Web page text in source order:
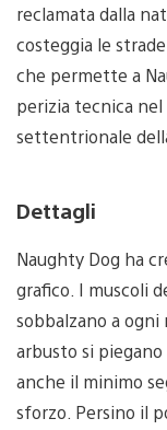
reclamata dalla
costeggia le
che permette a
perizia tecnica
settentrionale
Dettagli
Naughty Dog ha
grafico. I muscoli
sobbalzano a ogni
arbusto si
anche il minimo
sforzo. Persino il